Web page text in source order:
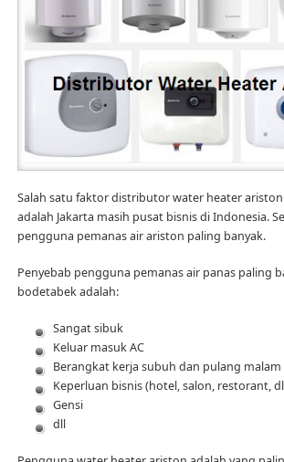
Salah satu faktor distributor water heater ariston
adalah Jakarta masih pusat bisnis di Indonesia.
pengguna pemanas air ariston paling banyak.
Penyebab pengguna pemanas air panas paling
bodetabek adalah:
Sangat sibuk
Keluar masuk AC
Berangkat kerja subuh dan pulang malam
Keperluan bisnis (hotel, salon, restorant,
Gensi
dll